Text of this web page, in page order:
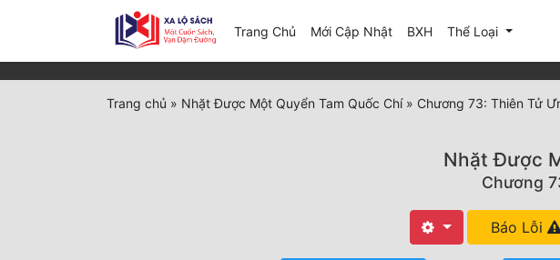
Trang Chủ Mới Cập Nhật(current)
BXH Thể Loại
Trang chủ » Nhặt Được Một Quyển Tam Quốc Chí» Chương 73: Thiên Tử
Nhặt Được
Chương
Báo Lỗi